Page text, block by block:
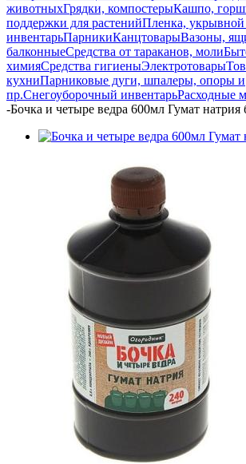
животныхГрядки, компостерыКашпо,
поддержки для растенийПленка, укрывной
инвентарьПарникиКанцтоварыВазоны,
балконныеСредства от тараканов, моли
химияСредства гигиеныЭлектротовары
кухниПарниковые дуги, шпалеры, опоры и
пр.Снегоуборочный инвентарьРасходные
-Бочка и четыре ведра 600мл Гумат натрия